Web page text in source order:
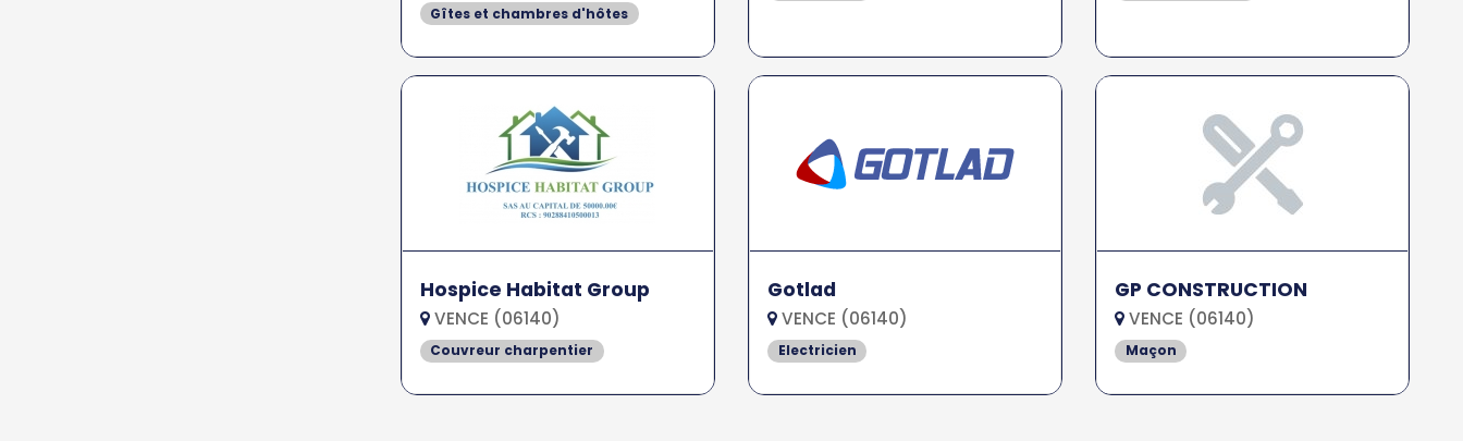
Gîtes et chambres d'hôtes
Hospice Habitat Group
VENCE (06140)
Couvreur charpentier
Gotlad
VENCE (06140)
Electricien
GP CONSTRUCTION
VENCE (06140)
Maçon